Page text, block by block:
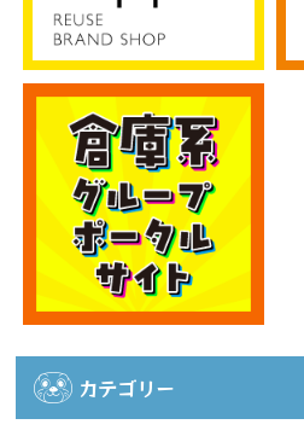
カテゴリー